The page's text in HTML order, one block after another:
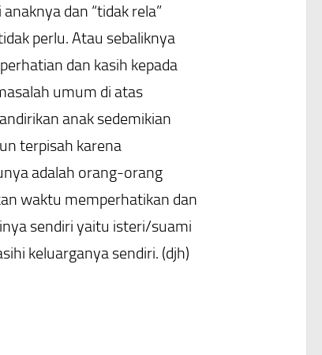
dan “tidak rela”
perlu. Atau sebaliknya
dan kasih kepada
umum di atas
anak sedemikian
terpisah karena
adalah orang-orang
waktu memperhatikan dan
sendiri yaitu isteri/suami
keluarganya sendiri. (djh)